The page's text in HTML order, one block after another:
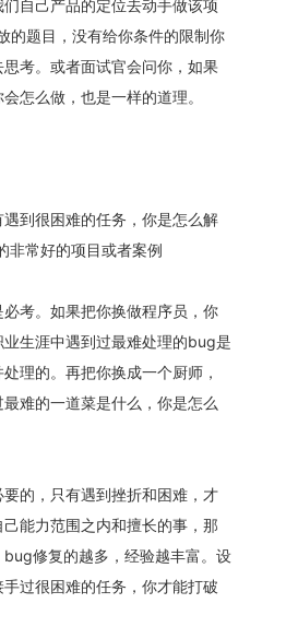
自己产品的定位去动手做该项
的题目，没有给你条件的限制你
考。或者面试官会问你，如果
怎么做，也是一样的道理。
到很困难的任务，你是怎么解
非常好的项目或者案例
考。如果把你换做程序员，你
生涯中遇到过最难处理的bug是
理的。再把你换成一个厨师，
难的一道菜是什么，你是怎么
的，只有遇到挫折和困难，才
能力范围之内和擅长的事，那
修复的越多，经验越丰富。设
过很困难的任务，你才能打破